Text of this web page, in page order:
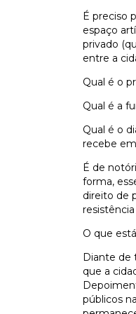
É preciso
espaço
privado
entre a
Qual é o
Qual é a
Qual é o
recebe
É de
forma,
direito de
O que
Diante de
que a
públicos